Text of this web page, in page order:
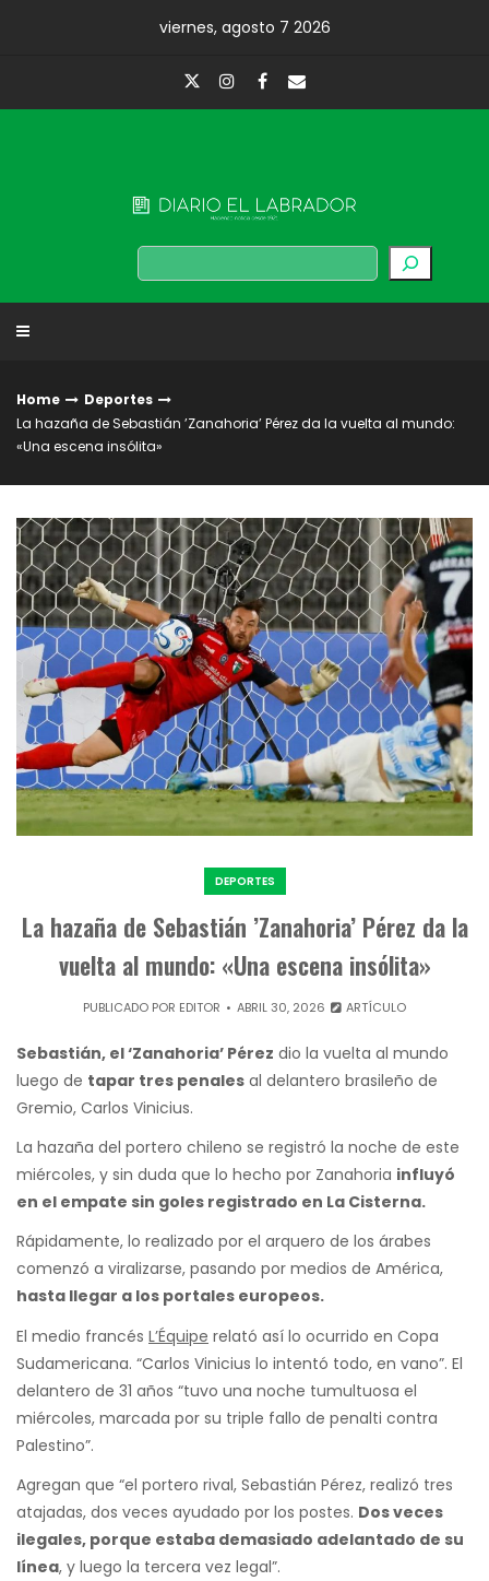
viernes, agosto 7 2026
Buscar
Home
Deportes
La hazaña de Sebastián ’Zanahoria’ Pérez da la vuelta al mundo:
«Una escena insólita»
DEPORTES
La hazaña de Sebastián ’Zanahoria’ Pérez da la
vuelta al mundo: «Una escena insólita»
PUBLICADO POR EDITOR ABRIL 30, 2026 ARTÍCULO
Sebastián, el ‘Zanahoria’ Pérez dio la vuelta al mundo
luego de tapar tres penales al delantero brasileño de
Gremio, Carlos Vinicius.
La hazaña del portero chileno se registró la noche de este
miércoles, y sin duda que lo hecho por Zanahoria influyó
en el empate sin goles registrado en La Cisterna.
Rápidamente, lo realizado por el arquero de los árabes
comenzó a viralizarse, pasando por medios de América,
hasta llegar a los portales europeos.
El medio francés L’Équipe relató así lo ocurrido en Copa
Sudamericana. “Carlos Vinicius lo intentó todo, en vano”. El
delantero de 31 años “tuvo una noche tumultuosa el
miércoles, marcada por su triple fallo de penalti contra
Palestino”.
Agregan que “el portero rival, Sebastián Pérez, realizó tres
atajadas, dos veces ayudado por los postes. Dos veces
ilegales, porque estaba demasiado adelantado de su
línea, y luego la tercera vez legal”.